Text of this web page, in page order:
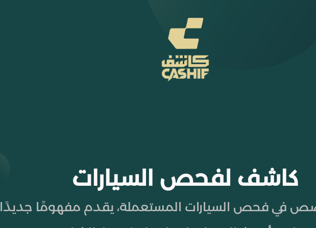
كاشف لفحص السيارات
في فحص السيارات المستعملة، يقدم مفهومًا جديدًا